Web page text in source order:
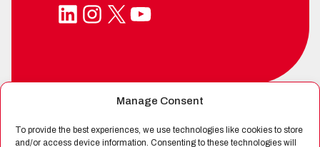
Manage Consent
To provide the best experiences, we use technologies like cookies to store
and/or access device information. Consenting to these technologies will
LinkedIn Instagram X YouTube